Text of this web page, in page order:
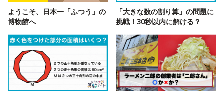
ようこそ、日本一「ふつう」の
博物館へ──
「大きな数の割り算」の問題に
挑戦！30秒以内に解ける？